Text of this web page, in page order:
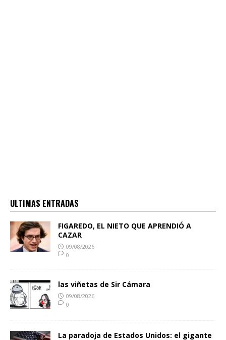
ULTIMAS ENTRADAS
FIGAREDO, EL NIETO QUE APRENDIÓ A
CAZAR
09/08/2026
0
las viñetas de Sir Cámara
09/08/2026
0
La paradoja de Estados Unidos: el gigante